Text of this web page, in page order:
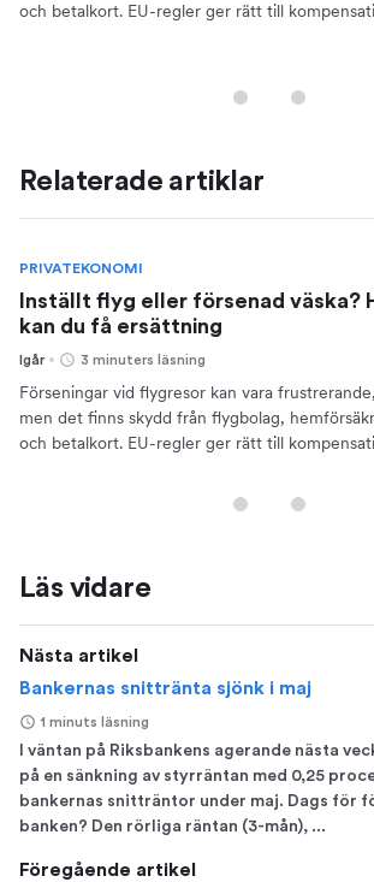
och betalkort. EU-regler ger rätt till
Relaterade artiklar
PRIVATEKONOMI
Inställt flyg eller försenad väska?
kan du få ersättning
Igår 3 minuters läsning
Förseningar vid flygresor kan vara frustrerande,
men det finns skydd från flygbolag,
och betalkort. EU-regler ger rätt till
Läs vidare
Nästa artikel
Bankernas snittränta sjönk i maj
1 minuts läsning
I väntan på Riksbankens agerande nästa
på en sänkning av styrräntan med 0,25
bankernas snitträntor under maj. Dags för
banken? Den rörliga räntan (3-mån), ...
Föregående artikel